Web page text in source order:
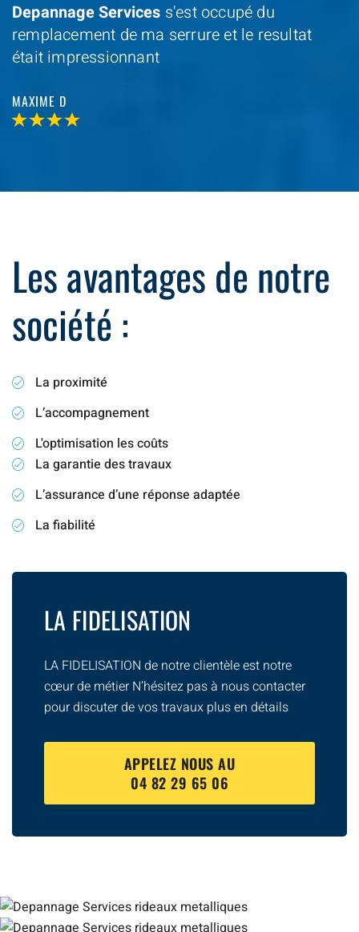
Depannage Services s'est occupé du
remplacement de ma serrure et le resultat
était impressionnant
MAXIME D
Les avantages de notre
société :
La proximité
L’accompagnement
L'optimisation les coûts
La garantie des travaux
L’assurance d’une réponse adaptée
La fiabilité
LA FIDELISATION
LA FIDELISATION de notre clientèle est notre
cœur de métier N’hésitez pas à nous contacter
pour discuter de vos travaux plus en détails
APPELEZ NOUS AU
04 82 29 65 06